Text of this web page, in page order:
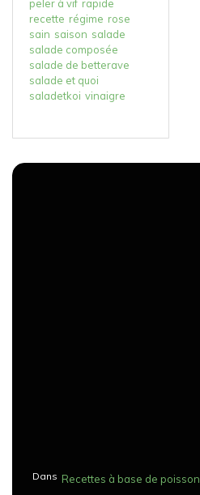
peler à vif rapide
recette régime rose
sain saison salade
salade composée
salade de betterave
salade et quoi
saladetkoi vinaigre
Dans Recettes à base de poisson